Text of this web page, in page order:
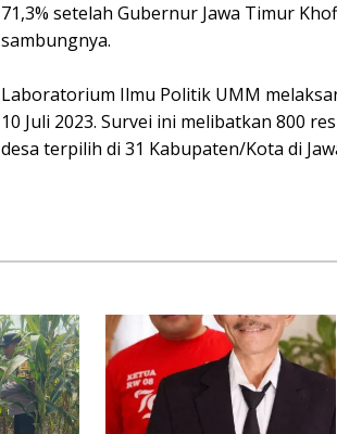
71,3% setelah Gubernur Jawa Timur
sambungnya.
Laboratorium Ilmu Politik UMM
10 Juli 2023. Survei ini melibatkan 800
desa terpilih di 31 Kabupaten/Kota di